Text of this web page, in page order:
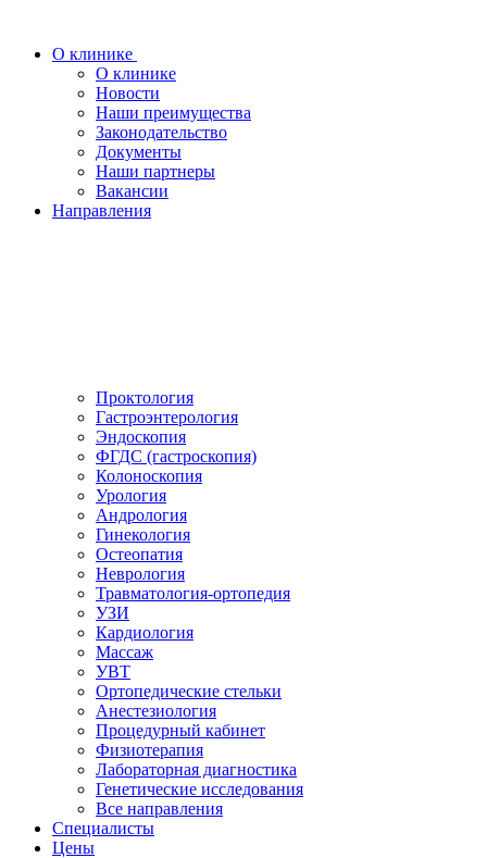
О клинике
О клинике
Новости
Наши преимущества
Законодательство
Документы
Наши партнеры
Вакансии
Направления
Проктология
Гастроэнтерология
Эндоскопия
ФГДС (гастроскопия)
Колоноскопия
Урология
Андрология
Гинекология
Остеопатия
Неврология
Травматология-ортопедия
УЗИ
Кардиология
Массаж
УВТ
Ортопедические стельки
Анестезиология
Процедурный кабинет
Физиотерапия
Лабораторная диагностика
Генетические исследования
Все направления
Специалисты
Цены